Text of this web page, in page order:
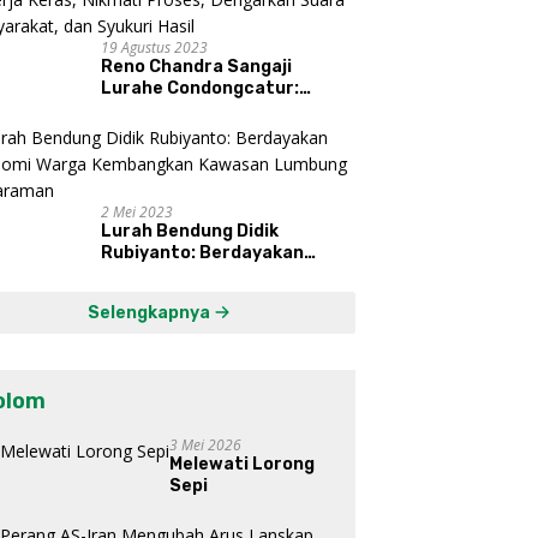
19 Agustus 2023
Reno Chandra Sangaji
Lurahe Condongcatur:
Proses, Dengarkan Suara
Masyarakat, dan Syukuri
Hasil
2 Mei 2023
Lurah Bendung Didik
Rubiyanto: Berdayakan
Mataraman
Selengkapnya
3 Mei 2026
Melewati Lorong
Sepi